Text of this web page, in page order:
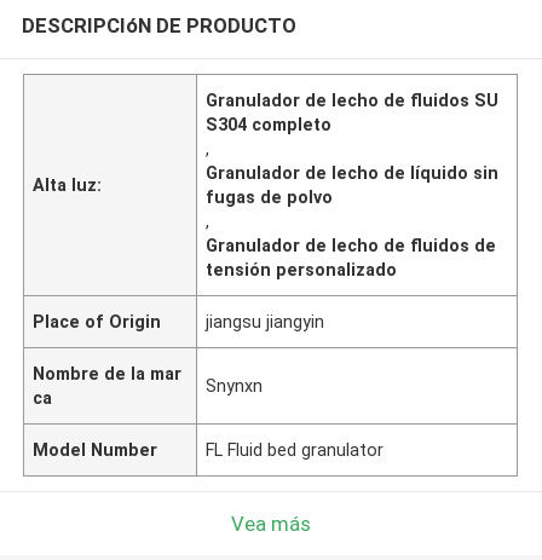
DESCRIPCIóN DE PRODUCTO
Alta luz:
Granulador de lecho de fluidos SU
S304 completo
,
Granulador de lecho de líquido sin
fugas de polvo
,
Granulador de lecho de fluidos de
tensión personalizado
Place of Origin jiangsu jiangyin
Nombre de la mar
ca
Snynxn
Model Number FL Fluid bed granulator
Vea más